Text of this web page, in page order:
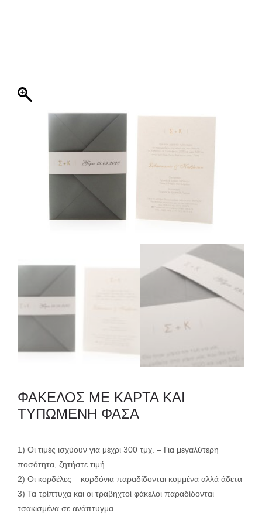
0
ΦΑΚΕΛΟΣ ME ΚΑΡΤΑ KAI
ΤΥΠΩΜΕΝΗ ΦΑΣΑ
1) Οι τιμές ισχύουν για μέχρι 300 τμχ. – Για μεγαλύτερη
ποσότητα, ζητήστε τιμή
2) Οι κορδέλες – κορδόνια παραδίδονται κομμένα αλλά άδετα
3) Τα τρίπτυχα και οι τραβηχτοί φάκελοι παραδίδονται
τσακισμένα σε ανάπτυγμα